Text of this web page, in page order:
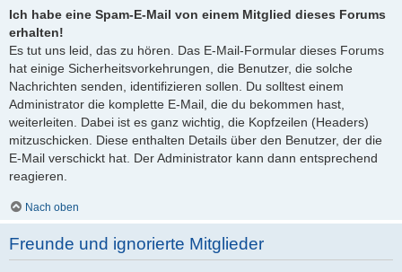
Ich habe eine Spam-E-Mail von einem Mitglied dieses Forums
erhalten!
Es tut uns leid, das zu hören. Das E-Mail-Formular dieses Forums
hat einige Sicherheitsvorkehrungen, die Benutzer, die solche
Nachrichten senden, identifizieren sollen. Du solltest einem
Administrator die komplette E-Mail, die du bekommen hast,
weiterleiten. Dabei ist es ganz wichtig, die Kopfzeilen (Headers)
mitzuschicken. Diese enthalten Details über den Benutzer, der die
E-Mail verschickt hat. Der Administrator kann dann entsprechend
reagieren.
Nach oben
Freunde und ignorierte Mitglieder